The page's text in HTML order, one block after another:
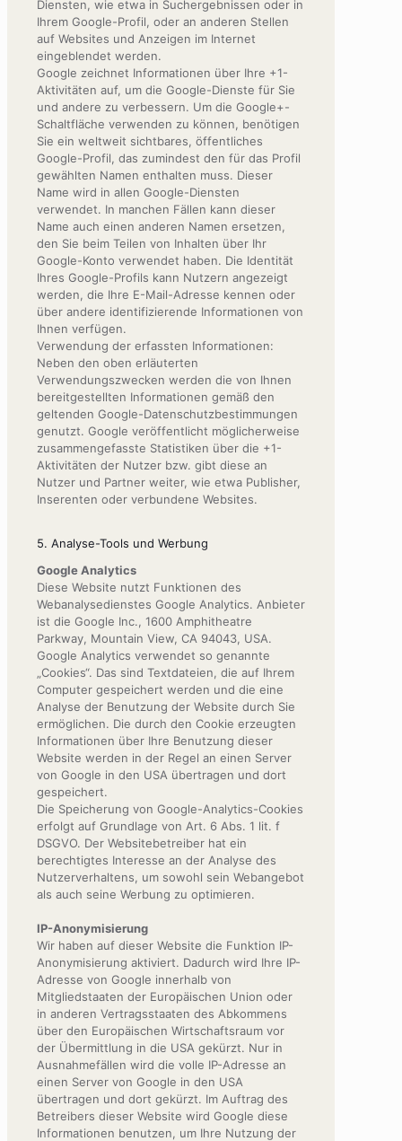
Diensten, wie etwa in Suchergebnissen oder in
Ihrem Google-Profil, oder an anderen Stellen
auf Websites und Anzeigen im Internet
eingeblendet werden.
Google zeichnet Informationen über Ihre +1-
Aktivitäten auf, um die Google-Dienste für Sie
und andere zu verbessern. Um die Google+-
Schaltfläche verwenden zu können, benötigen
Sie ein weltweit sichtbares, öffentliches
Google-Profil, das zumindest den für das Profil
gewählten Namen enthalten muss. Dieser
Name wird in allen Google-Diensten
verwendet. In manchen Fällen kann dieser
Name auch einen anderen Namen ersetzen,
den Sie beim Teilen von Inhalten über Ihr
Google-Konto verwendet haben. Die Identität
Ihres Google-Profils kann Nutzern angezeigt
werden, die Ihre E-Mail-Adresse kennen oder
über andere identifizierende Informationen von
Ihnen verfügen.
Verwendung der erfassten Informationen:
Neben den oben erläuterten
Verwendungszwecken werden die von Ihnen
bereitgestellten Informationen gemäß den
geltenden Google-Datenschutzbestimmungen
genutzt. Google veröffentlicht möglicherweise
zusammengefasste Statistiken über die +1-
Aktivitäten der Nutzer bzw. gibt diese an
Nutzer und Partner weiter, wie etwa Publisher,
Inserenten oder verbundene Websites.
5. Analyse-Tools und Werbung
Google Analytics
Diese Website nutzt Funktionen des
Webanalysedienstes Google Analytics. Anbieter
ist die Google Inc., 1600 Amphitheatre
Parkway, Mountain View, CA 94043, USA.
Google Analytics verwendet so genannte
„Cookies“. Das sind Textdateien, die auf Ihrem
Computer gespeichert werden und die eine
Analyse der Benutzung der Website durch Sie
ermöglichen. Die durch den Cookie erzeugten
Informationen über Ihre Benutzung dieser
Website werden in der Regel an einen Server
von Google in den USA übertragen und dort
gespeichert.
Die Speicherung von Google-Analytics-Cookies
erfolgt auf Grundlage von Art. 6 Abs. 1 lit. f
DSGVO. Der Websitebetreiber hat ein
berechtigtes Interesse an der Analyse des
Nutzerverhaltens, um sowohl sein Webangebot
als auch seine Werbung zu optimieren.
IP-Anonymisierung
Wir haben auf dieser Website die Funktion IP-
Anonymisierung aktiviert. Dadurch wird Ihre IP-
Adresse von Google innerhalb von
Mitgliedstaaten der Europäischen Union oder
in anderen Vertragsstaaten des Abkommens
über den Europäischen Wirtschaftsraum vor
der Übermittlung in die USA gekürzt. Nur in
Ausnahmefällen wird die volle IP-Adresse an
einen Server von Google in den USA
übertragen und dort gekürzt. Im Auftrag des
Betreibers dieser Website wird Google diese
Informationen benutzen, um Ihre Nutzung der